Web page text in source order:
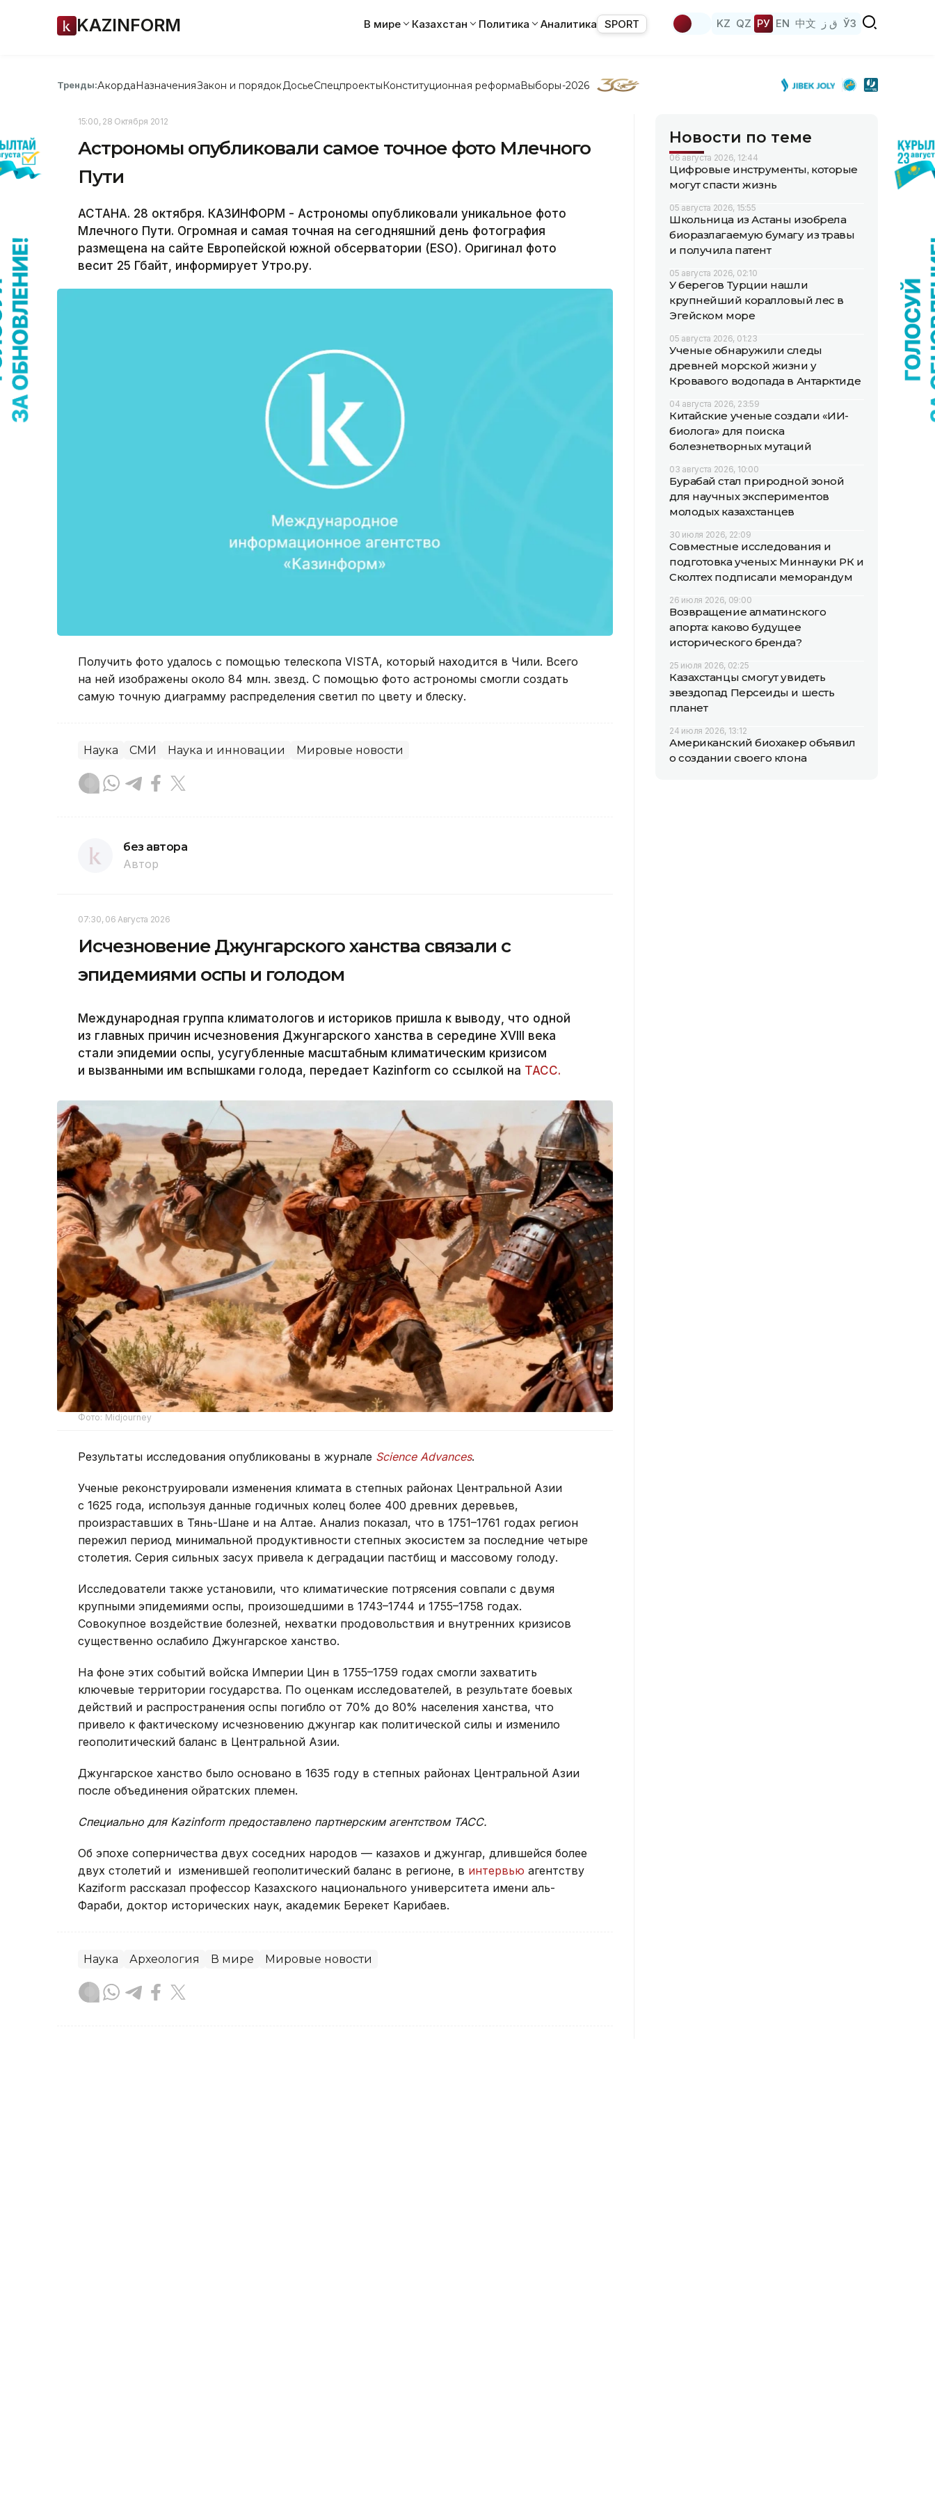
KAZINFORM В мире Казахстан Политика Аналитика SPORT KZ QZ РУ EN 中文 ق ز ЎЗ
Тренды:АкордаНазначенияЗакон и порядок ДосьеСпецпроектыКонституционная реформаВыборы-2026
15:00, 28 Октября 2012
Астрономы опубликовали самое точное фото Млечного
Пути
АСТАНА. 28 октября. КАЗИНФОРМ - Астрономы опубликовали уникальное фото
Млечного Пути. Огромная и самая точная на сегодняшний день фотография
размещена на сайте Европейской южной обсерватории (ESO). Оригинал фото
весит 25 Гбайт, информирует Утро.ру.
Получить фото удалось с помощью телескопа VISTA, который находится в Чили. Всего
на ней изображены около 84 млн. звезд. С помощью фото астрономы смогли создать
самую точную диаграмму распределения светил по цвету и блеску.
Наука СМИ Наука и инновации Мировые новости
без автора
Автор
07:30, 06 Августа 2026
Исчезновение Джунгарского ханства связали с
эпидемиями оспы и голодом
Международная группа климатологов и историков пришла к выводу, что одной
из главных причин исчезновения Джунгарского ханства в середине XVIII века
стали эпидемии оспы, усугубленные масштабным климатическим кризисом
и вызванными им вспышками голода, передает Kazinform со ссылкой на ТАСС.
Фото: Midjourney
Результаты исследования опубликованы в журнале Science Advances.
Ученые реконструировали изменения климата в степных районах Центральной Азии
с 1625 года, используя данные годичных колец более 400 древних деревьев,
произраставших в Тянь-Шане и на Алтае. Анализ показал, что в 1751–1761 годах регион
пережил период минимальной продуктивности степных экосистем за последние четыре
столетия. Серия сильных засух привела к деградации пастбищ и массовому голоду.
Исследователи также установили, что климатические потрясения совпали с двумя
крупными эпидемиями оспы, произошедшими в 1743–1744 и 1755–1758 годах.
Совокупное воздействие болезней, нехватки продовольствия и внутренних кризисов
существенно ослабило Джунгарское ханство.
На фоне этих событий войска Империи Цин в 1755–1759 годах смогли захватить
ключевые территории государства. По оценкам исследователей, в результате боевых
действий и распространения оспы погибло от 70% до 80% населения ханства, что
привело к фактическому исчезновению джунгар как политической силы и изменило
геополитический баланс в Центральной Азии.
Джунгарское ханство было основано в 1635 году в степных районах Центральной Азии
после объединения ойратских племен.
Специально для Kazinform предоставлено партнерским агентством ТАСС.
Об эпохе соперничества двух соседних народов — казахов и джунгар, длившейся более
двух столетий и изменившей геополитический баланс в регионе, в интервью агентству
Kaziform рассказал профессор Казахского национального университета имени аль-
Фараби, доктор исторических наук, академик Берекет Карибаев.
Наука Археология В мире Мировые новости
Новости по теме
06 августа 2026, 12:44
Цифровые инструменты, которые
могут спасти жизнь
05 августа 2026, 15:55
Школьница из Астаны изобрела
биоразлагаемую бумагу из травы
и получила патент
05 августа 2026, 02:10
У берегов Турции нашли
крупнейший коралловый лес в
Эгейском море
05 августа 2026, 01:23
Ученые обнаружили следы
древней морской жизни у
Кровавого водопада в Антарктиде
04 августа 2026, 23:59
Китайские ученые создали «ИИ-
биолога» для поиска
болезнетворных мутаций
03 августа 2026, 10:00
Бурабай стал природной зоной
для научных экспериментов
молодых казахстанцев
30 июля 2026, 22:09
Совместные исследования и
подготовка ученых: Миннауки РК и
Сколтех подписали меморандум
26 июля 2026, 09:00
Возвращение алматинского
апорта: каково будущее
исторического бренда?
25 июля 2026, 02:25
Казахстанцы смогут увидеть
звездопад Персеиды и шесть
планет
24 июля 2026, 13:12
Американский биохакер объявил
о создании своего клона